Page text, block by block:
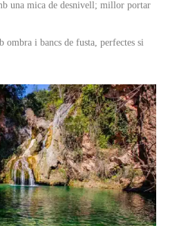
una mica de desnivell; millor portar
ombra i bancs de fusta, perfectes si